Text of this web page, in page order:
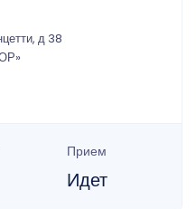
д 38
Прием
Идет